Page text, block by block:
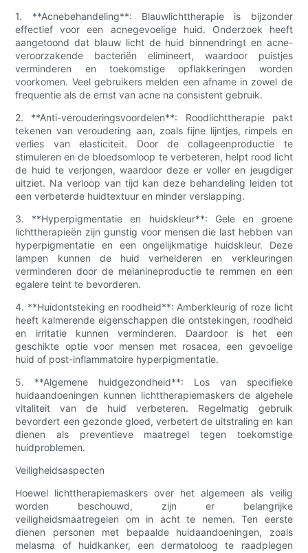
1. **Acnebehandeling**: Blauwlichttherapie is bijzonder
effectief voor een acnegevoelige huid. Onderzoek heeft
aangetoond dat blauw licht de huid binnendringt en acne-
veroorzakende bacteriën elimineert, waardoor puistjes
verminderen en toekomstige opflakkeringen worden
voorkomen. Veel gebruikers melden een afname in zowel de
frequentie als de ernst van acne na consistent gebruik.
2. **Anti-verouderingsvoordelen**: Roodlichttherapie pakt
tekenen van veroudering aan, zoals fijne lijntjes, rimpels en
verlies van elasticiteit. Door de collageenproductie te
stimuleren en de bloedsomloop te verbeteren, helpt rood licht
de huid te verjongen, waardoor deze er voller en jeugdiger
uitziet. Na verloop van tijd kan deze behandeling leiden tot
een verbeterde huidtextuur en minder verslapping.
3. **Hyperpigmentatie en huidskleur**: Gele en groene
lichttherapieën zijn gunstig voor mensen die last hebben van
hyperpigmentatie en een ongelijkmatige huidskleur. Deze
lampen kunnen de huid verhelderen en verkleuringen
verminderen door de melanineproductie te remmen en een
egalere teint te bevorderen.
4. **Huidontsteking en roodheid**: Amberkleurig of roze licht
heeft kalmerende eigenschappen die ontstekingen, roodheid
en irritatie kunnen verminderen. Daardoor is het een
geschikte optie voor mensen met rosacea, een gevoelige
huid of post-inflammatoire hyperpigmentatie.
5. **Algemene huidgezondheid**: Los van specifieke
huidaandoeningen kunnen lichttherapiemaskers de algehele
vitaliteit van de huid verbeteren. Regelmatig gebruik
bevordert een gezonde gloed, verbetert de uitstraling en kan
dienen als preventieve maatregel tegen toekomstige
huidproblemen.
Veiligheidsaspecten
Hoewel lichttherapiemaskers over het algemeen als veilig
worden beschouwd, zijn er belangrijke
veiligheidsmaatregelen om in acht te nemen. Ten eerste
dienen personen met bepaalde huidaandoeningen, zoals
melasma of huidkanker, een dermatoloog te raadplegen